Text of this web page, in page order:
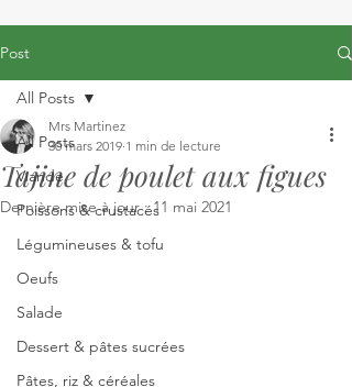
Post
All Posts
Viande
Poissons & crustacés
Légumineuses & tofu
Oeufs
Salade
Dessert & pâtes sucrées
Pâtes, riz & céréales
All Posts
Tajine de poulet aux figues
Mrs Martinez
30 mars 2019 1 min de lecture
Dernière mise à jour :11 mai 2021